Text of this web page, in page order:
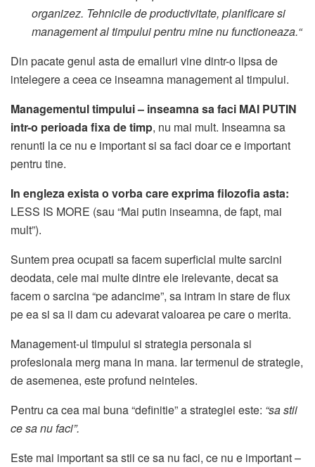
organizez. Tehnicile de productivitate, planificare si
management al timpului pentru mine nu functioneaza.“
Din pacate genul asta de emailuri vine dintr-o lipsa de
intelegere a ceea ce inseamna management al timpului.
Managementul timpului – inseamna sa faci MAI PUTIN
intr-o perioada fixa de timp, nu mai mult. Inseamna sa
renunti la ce nu e important si sa faci doar ce e important
pentru tine.
In engleza exista o vorba care exprima filozofia asta:
LESS IS MORE (sau “Mai putin inseamna, de fapt, mai
mult”).
Suntem prea ocupati sa facem superficial multe sarcini
deodata, cele mai multe dintre ele irelevante, decat sa
facem o sarcina “pe adancime”, sa intram in stare de flux
pe ea si sa ii dam cu adevarat valoarea pe care o merita.
Management-ul timpului si strategia personala si
profesionala merg mana in mana. Iar termenul de strategie,
de asemenea, este profund neinteles.
Pentru ca cea mai buna “definitie” a strategiei este: “sa stii
ce sa nu faci”.
Este mai important sa stii ce sa nu faci, ce nu e important –